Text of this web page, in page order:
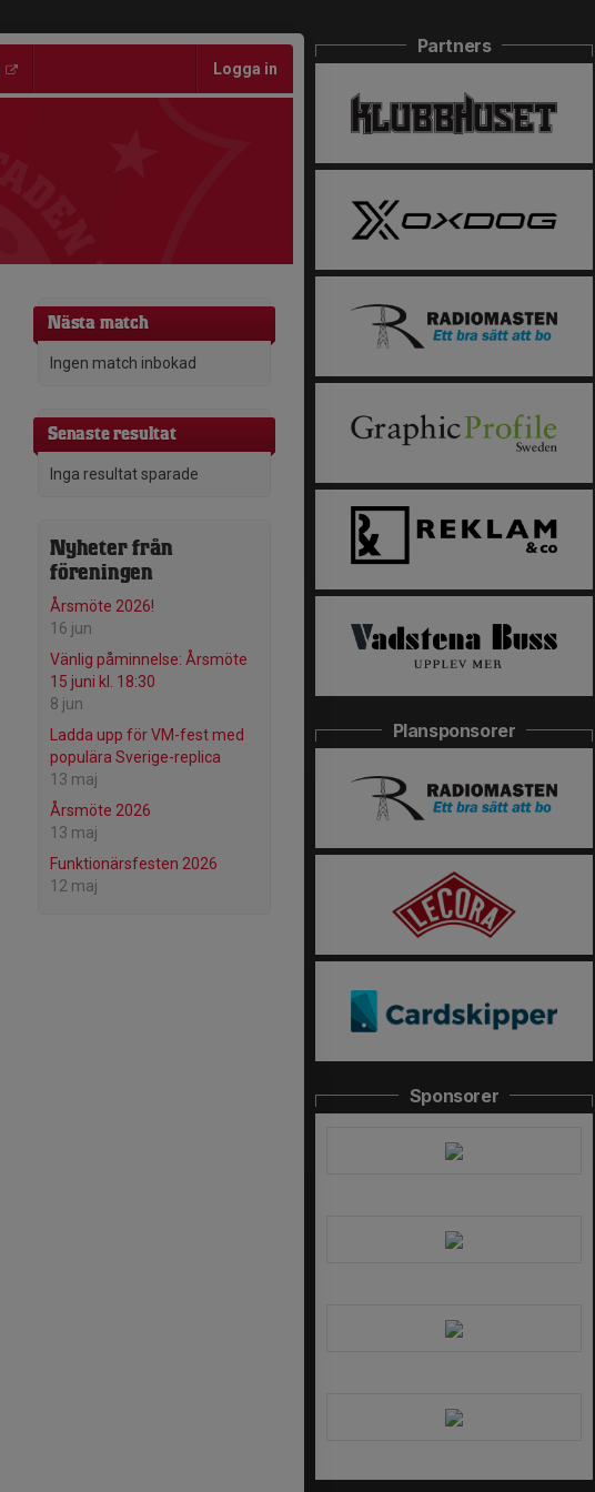
Logga in
Nästa match
Ingen match inbokad
Senaste resultat
Inga resultat sparade
Nyheter från
föreningen
Årsmöte 2026!
16 jun
Vänlig påminnelse: Årsmöte
15 juni kl. 18:30
8 jun
Ladda upp för VM-fest med
populära Sverige-replica
13 maj
Årsmöte 2026
13 maj
Funktionärsfesten 2026
12 maj
Partners
Plansponsorer
Sponsorer